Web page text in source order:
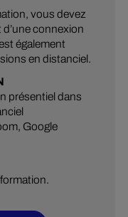
vous devez
connexion
également
en distanciel.
présentiel dans
Google